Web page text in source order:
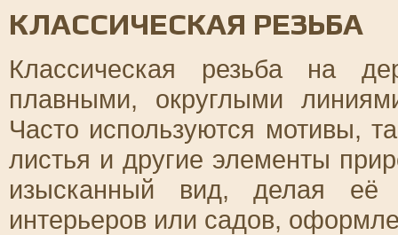
КЛАССИЧЕСКАЯ РЕЗЬБА
Классическая резьба на
плавными, округлыми
Часто используются мотивы,
листья и другие элементы
изысканный вид, делая её
интерьеров или садов,